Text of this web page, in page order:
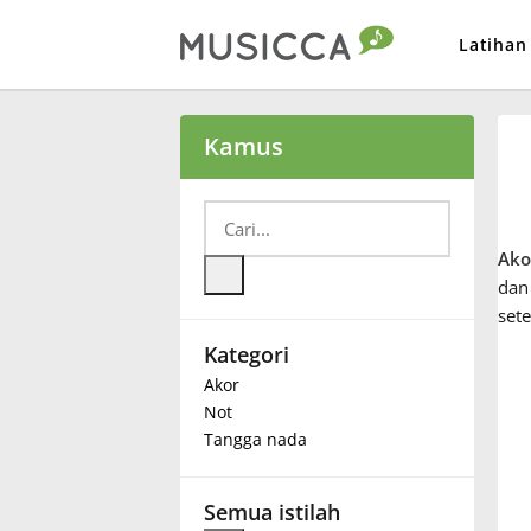
Latihan
Български
Deutsch
Español
Kamus
Kategori
Akor
Not
Tangga nada
Semua istilah
dan